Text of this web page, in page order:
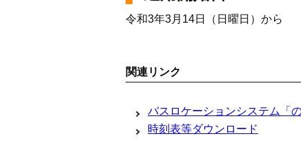
令和3年3月14日（日曜日）から
関連リンク
バスロケーションシステム「
時刻表等ダウンロード